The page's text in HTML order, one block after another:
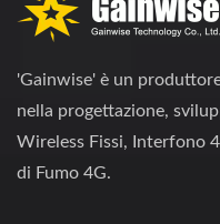
'Gainwise' è un
nella progettazione,
Wireless Fissi, Interfono
di Fumo 4G.